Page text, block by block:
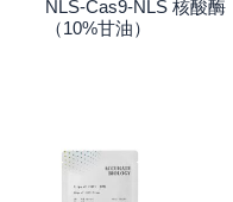
NLS-Cas9-NLS 核酸酶
（10%甘油）